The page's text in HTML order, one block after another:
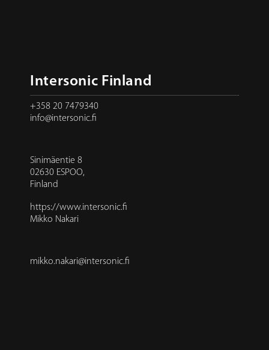
Intersonic Finland
+358 20 7479340
info@intersonic.fi
Sinimäentie 8
02630 ESPOO,
Finland
https://www.intersonic.fi
Mikko Nakari
mikko.nakari@intersonic.fi